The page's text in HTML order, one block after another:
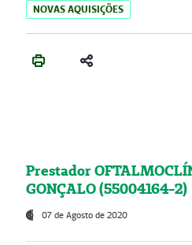
NOVAS AQUISIÇÕES
Prestador
GONÇALO (55004164-2)
07 de Agosto de 2020